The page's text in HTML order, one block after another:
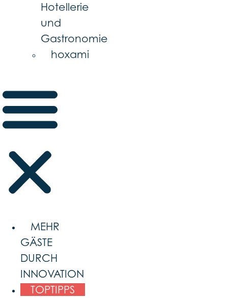
Hotellerie
und
Gastronomie
hoxami
MEHR
GÄSTE
DURCH
INNOVATION
TOPTIPPS